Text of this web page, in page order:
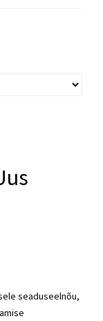
seaduseelnõu,